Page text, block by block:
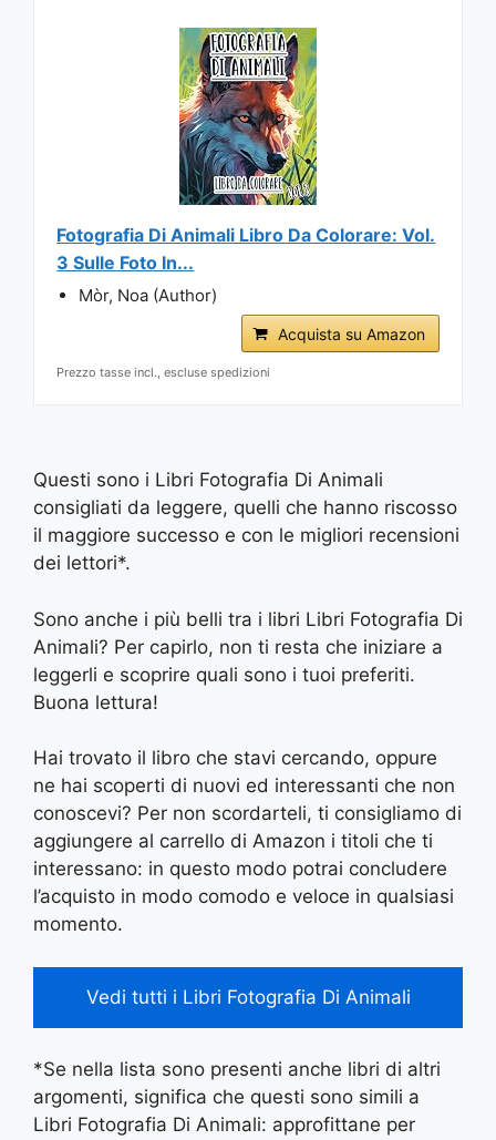
Fotografia Di Animali Libro Da Colorare: Vol.
3 Sulle Foto In...
Mòr, Noa (Author)
Acquista su Amazon
Prezzo tasse incl., escluse spedizioni
Questi sono i Libri Fotografia Di Animali
consigliati da leggere, quelli che hanno riscosso
il maggiore successo e con le migliori recensioni
dei lettori*.
Sono anche i più belli tra i libri Libri Fotografia Di
Animali? Per capirlo, non ti resta che iniziare a
leggerli e scoprire quali sono i tuoi preferiti.
Buona lettura!
Hai trovato il libro che stavi cercando, oppure
ne hai scoperti di nuovi ed interessanti che non
conoscevi? Per non scordarteli, ti consigliamo di
aggiungere al carrello di Amazon i titoli che ti
interessano: in questo modo potrai concludere
l’acquisto in modo comodo e veloce in qualsiasi
momento.
Vedi tutti i Libri Fotografia Di Animali
*Se nella lista sono presenti anche libri di altri
argomenti, significa che questi sono simili a
Libri Fotografia Di Animali: approfittane per